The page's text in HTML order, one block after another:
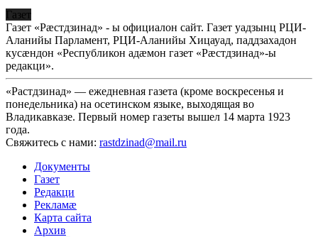
Газет
Газет «Рæстдзинад» - ы официалон сайт. Газет уадзынц РЦИ-
Аланийы Парламент, РЦИ-Аланийы Хицауад, паддзахадон
кусæндон «Республикон адæмон газет «Рæстдзинад»-ы
редакци».
«Растдзинад» — ежедневная газета (кроме воскресенья и
понедельника) на осетинском языке, выходящая во
Владикавказе. Первый номер газеты вышел 14 марта 1923
года.
Свяжитесь с нами: rastdzinad@mail.ru
Документы
Газет
Редакци
Рекламæ
Карта сайта
Архив